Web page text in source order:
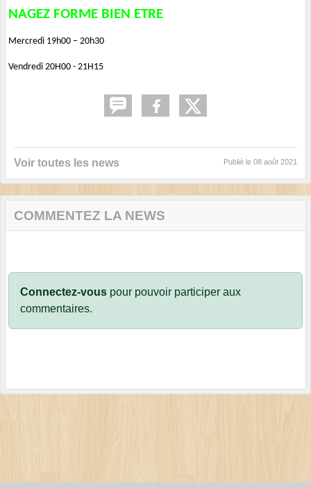
NAGEZ FORME BIEN ETRE
Mercredi 19h00 – 20h30
Vendredi 20H00 - 21H15
Voir toutes les news Publié le 08 août 2021
COMMENTEZ LA NEWS
Connectez-vous pour pouvoir participer aux
commentaires.